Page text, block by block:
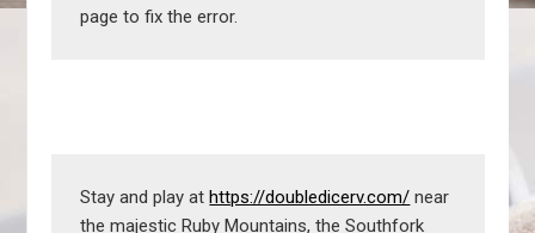
page to fix the error.
Stay and play at https://doubledicerv.com/ near
the majestic Ruby Mountains, the Southfork